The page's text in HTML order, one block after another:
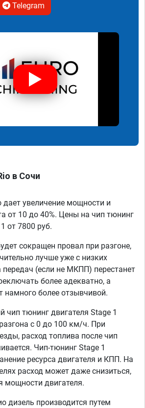
Telegram
в Сочи
дает увеличение мощности и
от 10 до 40%. Цены на чип тюнинг
от 7800 руб.
сокращен провал при разгоне,
лучше уже с низких
передач (если не МКПП) перестанет
более адекватно, а
намного более отзывчивой.
чип тюнинг двигателя Stage 1
с 0 до 100 км/ч. При
расход топлива после чип
Чип-тюнинг Stage 1
ресурса двигателя и КПП. На
расход может даже снизиться,
мощности двигателя.
дизель производится путем